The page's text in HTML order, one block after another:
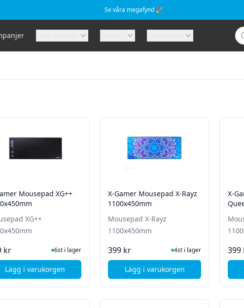
Se våra megafynd 🎉
Mousepad XG++
XG++
kr I Lager6st i lager
Lägg i varukorgen, X-Gamer Mousepad XG++ 1100x450mm
X-Gamer Mousepad X-Rayz
1100x450mm
Mousepad X-Rayz
1100x450mm
399 kr I Lager4st i lager
Lägg i varukorgen, X-Gamer Mousepad X-
X-
399